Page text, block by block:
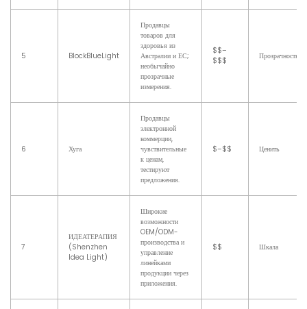
5 BlockBlueLight
Продавцы
товаров для
здоровья из
Австралии и ЕС;
необычайно
прозрачные
измерения.
$$–
$$$
Прозрачность
6 Хуга
Продавцы
электронной
коммерции,
чувствительные
к ценам,
тестируют
предложения.
$–$$ Ценить
7
ИДЕАТЕРАПИЯ
(Shenzhen
Idea Light)
Широкие
возможности
OEM/ODM-
производства и
управление
линейками
продукции через
приложения.
$$ Шкала